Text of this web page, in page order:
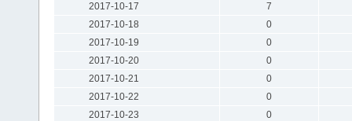
2017-10-17
7
2017-10-18
0
2017-10-19
0
2017-10-20
0
2017-10-21
0
2017-10-22
0
2017-10-23
0